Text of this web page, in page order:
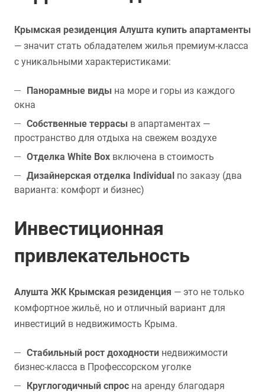
Крымская резиденция Алушта купить апартаменты
— значит стать обладателем жилья премиум-класса
с уникальными характеристиками:
Панорамные виды на море и горы из каждого
окна
Собственные террасы в апартаментах —
пространство для отдыха на свежем воздухе
Отделка White Box включена в стоимость
Дизайнерская отделка Individual по заказу (два
варианта: комфорт и бизнес)
Инвестиционная
привлекательность
Алушта ЖК Крымская резиденция — это не только
комфортное жильё, но и отличный вариант для
инвестиций в недвижимость Крыма.
Стабильный рост доходности недвижимости
бизнес-класса в Профессорском уголке
Круглогодичный спрос на аренду благодаря